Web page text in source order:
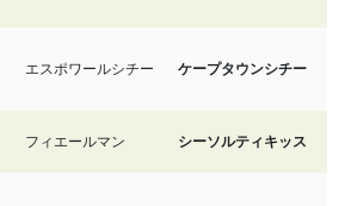
エスポワールシチー ケープタウンシチー
フィエールマン シーソルティキッス